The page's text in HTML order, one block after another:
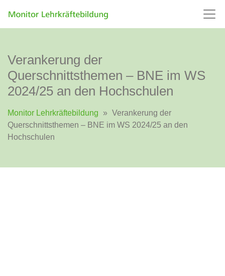
Verankerung der
Querschnittsthemen – BNE im WS
2024/25 an den Hochschulen
Monitor Lehrkräftebildung » Verankerung der
Querschnittsthemen – BNE im WS 2024/25 an den
Hochschulen